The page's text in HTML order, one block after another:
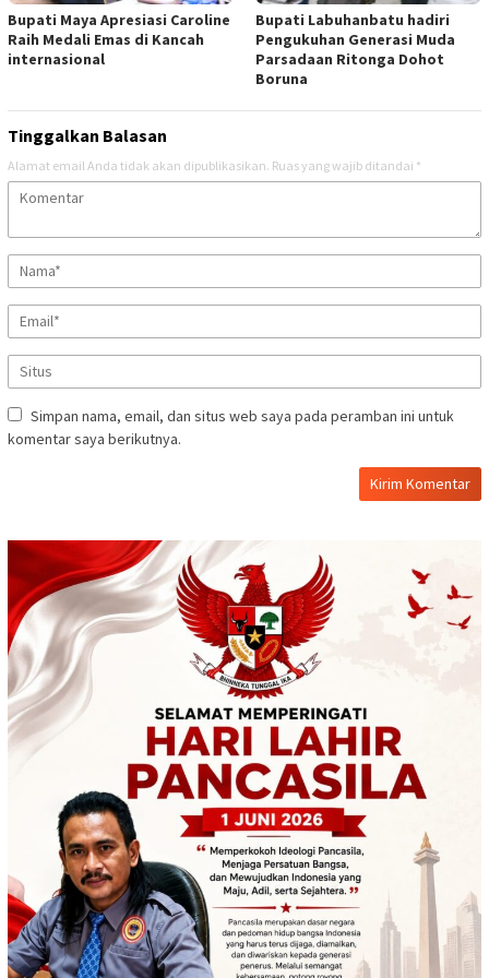
Bupati Maya Apresiasi Caroline
Raih Medali Emas di Kancah
internasional
Bupati Labuhanbatu hadiri
Pengukuhan Generasi Muda
Parsadaan Ritonga Dohot
Boruna
Tinggalkan Balasan
Alamat email Anda tidak akan dipublikasikan. Ruas yang wajib ditandai *
Simpan nama, email, dan situs web saya pada peramban ini untuk
komentar saya berikutnya.